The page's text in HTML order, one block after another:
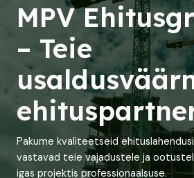
MPV
– Teie
Pakume kvaliteetseid
vastavad teie vajadustele ja
igas projektis professionaalsuse.